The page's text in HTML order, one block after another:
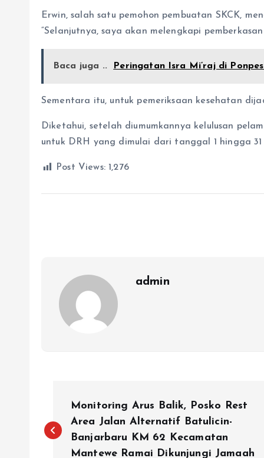
Erwin, salah satu pemohon pembuatan SKCK,
“Selanjutnya, saya akan melengkapi
Baca juga .. Peringatan Isra Mi’raj di
Sementara itu, untuk pemeriksaan kesehatan
Diketahui, setelah diumumkannya kelulusan
untuk DRH yang dimulai dari tanggal 1 hingga
Post Views: 1,276
admin
a
Monitoring Arus Balik, Posko Rest
Area Jalan Alternatif Batulicin-
Banjarbaru KM 62 Kecamatan
Mantewe Ramai Dikunjungi Jamaah